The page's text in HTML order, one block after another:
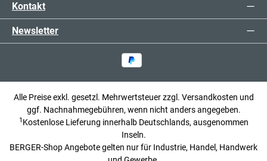
Kontakt
Newsletter
Alle Preise exkl. gesetzl. Mehrwertsteuer zzgl. Versandkosten und
ggf. Nachnahmegebühren, wenn nicht anders angegeben.
1 Kostenlose Lieferung innerhalb Deutschlands, ausgenommen
Inseln.
BERGER-Shop Angebote gelten nur für Industrie, Handel, Handwerk